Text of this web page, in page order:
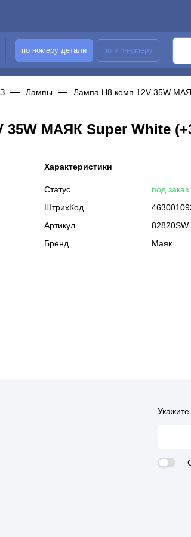
по номеру детали по vin-номеру
Лампы Лампа H8 комп 12V 35W
МАЯК Super White
Характеристики
Статус
под заказ
ШтрихКод
Артикул
82820SW
Бренд
Маяк